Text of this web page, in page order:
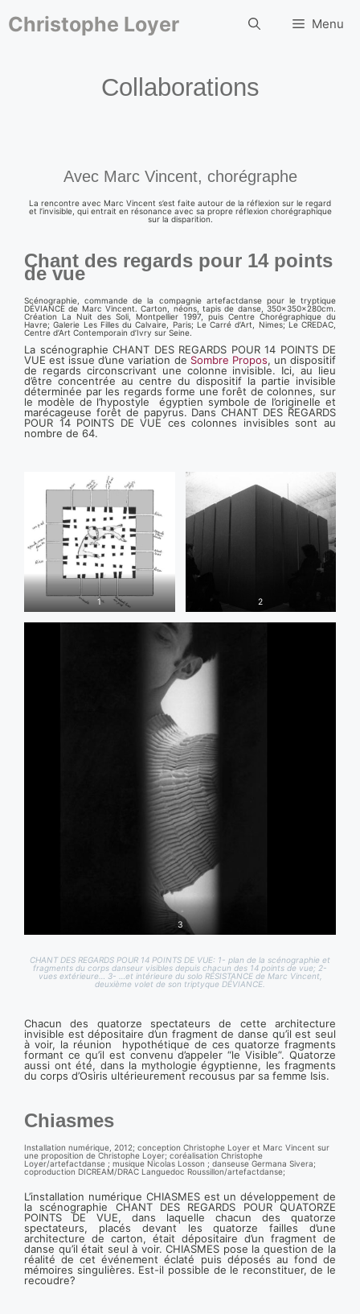
contenu
Christophe Loyer Menu
Collaborations
Avec Marc Vincent, chorégraphe
La rencontre avec Marc Vincent s’est faite autour de la réflexion sur le regard
et l’invisible, qui entrait en résonance avec sa propre réflexion chorégraphique
sur la disparition.
Chant des regards pour 14 points
de vue
Scénographie, commande de la compagnie artefactdanse pour le tryptique
DÉVIANCE de Marc Vincent. Carton, néons, tapis de danse, 350x350x280cm.
Création La Nuit des Soli, Montpellier 1997, puis Centre Chorégraphique du
Havre; Galerie Les Filles du Calvaire, Paris; Le Carré d’Art, Nimes; Le CREDAC,
Centre d’Art Contemporain d’Ivry sur Seine.
La scénographie CHANT DES REGARDS POUR 14 POINTS DE
VUE est issue d’une variation de Sombre Propos, un dispositif
de regards circonscrivant une colonne invisible. Ici, au lieu
d’être concentrée au centre du dispositif la partie invisible
déterminée par les regards forme une forêt de colonnes, sur
le modèle de l’hypostyle égyptien symbole de l’originelle et
marécageuse forêt de papyrus. Dans CHANT DES REGARDS
POUR 14 POINTS DE VUE ces colonnes invisibles sont au
nombre de 64.
1 2
3
CHANT DES REGARDS POUR 14 POINTS DE VUE: 1- plan de la scénographie et
fragments du corps danseur visibles depuis chacun des 14 points de vue; 2-
vues extérieure… 3- …et intérieure du solo RÉSISTANCE de Marc Vincent,
deuxième volet de son triptyque DÉVIANCE.
Chacun des quatorze spectateurs de cette architecture
invisible est dépositaire d’un fragment de danse qu’il est seul
à voir, la réunion hypothétique de ces quatorze fragments
formant ce qu’il est convenu d’appeler “le Visible”. Quatorze
aussi ont été, dans la mythologie égyptienne, les fragments
du corps d’Osiris ultérieurement recousus par sa femme Isis.
Chiasmes
Installation numérique, 2012; conception Christophe Loyer et Marc Vincent sur
une proposition de Christophe Loyer; coréalisation Christophe
Loyer/artefactdanse ; musique Nicolas Losson ; danseuse Germana Sivera;
coproduction DICREAM/DRAC Languedoc Roussillon/artefactdanse;
L’installation numérique CHIASMES est un développement de
la scénographie CHANT DES REGARDS POUR QUATORZE
POINTS DE VUE, dans laquelle chacun des quatorze
spectateurs, placés devant les quatorze failles d’une
architecture de carton, était dépositaire d’un fragment de
danse qu’il était seul à voir. CHIASMES pose la question de la
réalité de cet événement éclaté puis déposés au fond de
mémoires singulières. Est-il possible de le reconstituer, de le
recoudre?